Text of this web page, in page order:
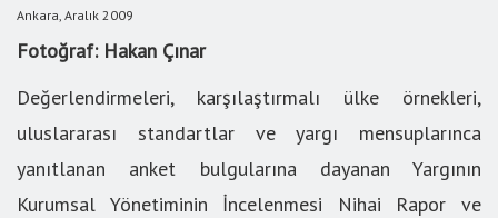
Ankara, Aralık 2009
Fotoğraf: Hakan Çınar
Değerlendirmeleri, karşılaştırmalı ülke örnekleri,
uluslararası standartlar ve yargı mensuplarınca
yanıtlanan anket bulgularına dayanan Yargının
Kurumsal Yönetiminin İncelenmesi Nihai Rapor ve